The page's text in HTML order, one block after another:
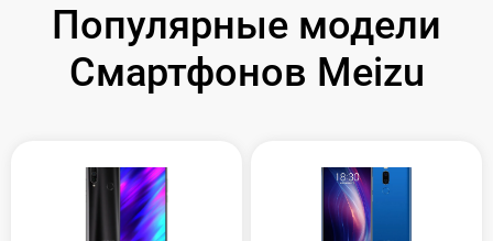
Популярные модели
Смартфонов Meizu